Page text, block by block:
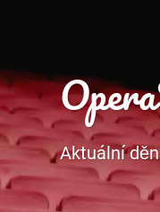
Aktuální